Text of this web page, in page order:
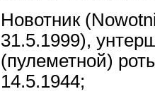
Новотник
31.5.1999),
(пулеметной)
14.5.1944;